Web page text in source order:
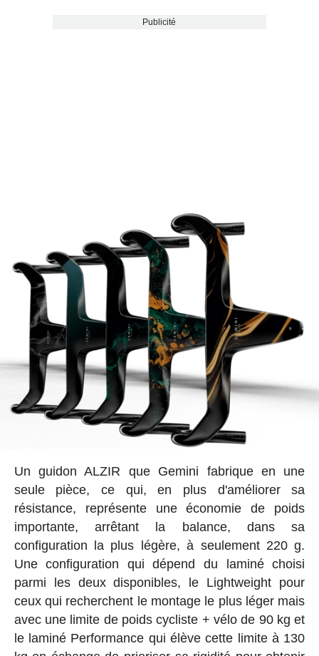
Publicité
Un guidon ALZIR que Gemini fabrique en une
seule pièce, ce qui, en plus d'améliorer sa
résistance, représente une économie de poids
importante, arrêtant la balance, dans sa
configuration la plus légère, à seulement 220 g.
Une configuration qui dépend du laminé choisi
parmi les deux disponibles, le Lightweight pour
ceux qui recherchent le montage le plus léger mais
avec une limite de poids cycliste + vélo de 90 kg et
le laminé Performance qui élève cette limite à 130